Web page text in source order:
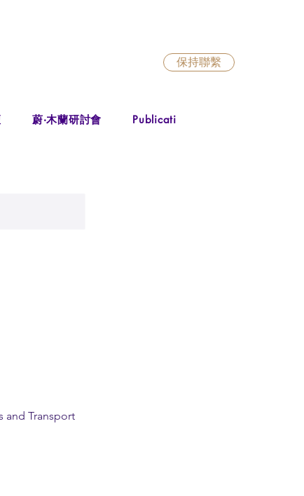
保持聯繫
蔚‧木蘭研討會 Publications
and Transport